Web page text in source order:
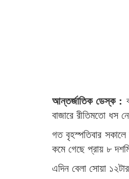
আন্তর্জাতিক ডেস্ক :
বাজারে রীতিমতো ধস
গত বৃহস্পতিবার
কমে গেছে প্রায় ৮
এদিন বেলা সোয়া